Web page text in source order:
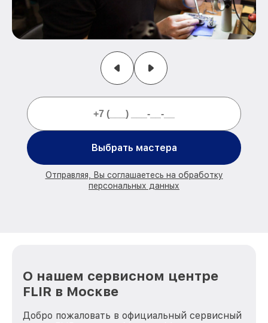
Выбрать мастера
Отправляя, Вы соглашаетесь на обработку
персональных данных
О нашем сервисном центре
FLIR в Москве
Добро пожаловать в официальный сервисный